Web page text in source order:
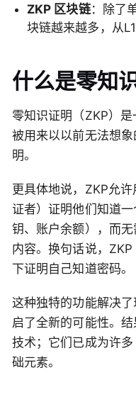
ZKP 区块链：除了
块链越来越多，从
什么是零知
零知识证明（ZKP）
被用来以以前无法想
明。
更具体地说，ZKP允
证者）证明他们知道一
钥、账户余额），而
内容。换句话说，
下证明自己知道密码。
这种独特的功能解决
启了全新的可能性。
技术；它们已成为许
础元素。